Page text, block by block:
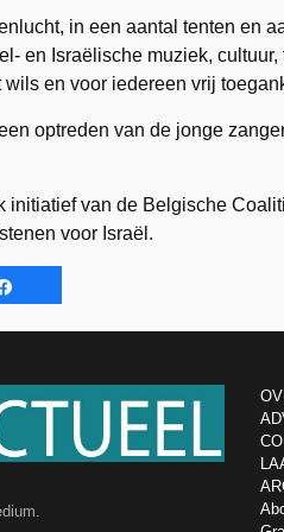
in een aantal tenten en
en Israëlische muziek,
en voor iedereen vrij
optreden van de jonge
initiatief van de Belgische
voor Israël.